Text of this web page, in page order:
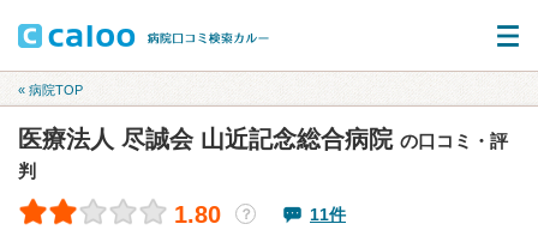
« 病院TOP
医療法人 尽誠会 山近記念総合病院 の口コミ・評
判
1.80 ？ 11件